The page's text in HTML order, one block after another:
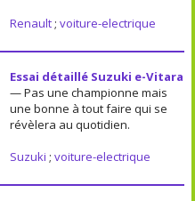
Renault; voiture-electrique
Essai détaillé Suzuki e-Vitara
— Pas une championne mais
une bonne à tout faire qui se
révèlera au quotidien.
Suzuki ; voiture-electrique